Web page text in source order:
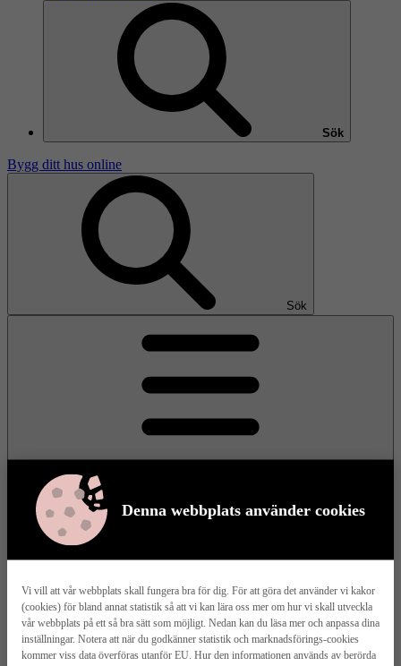
Denna webbplats använder cookies
Vi vill att vår webbplats skall fungera bra för dig. För att göra det använder vi kakor
(cookies) för bland annat statistik så att vi kan lära oss mer om hur vi skall utveckla
vår webbplats på ett så bra sätt som möjligt. Nedan kan du läsa mer och anpassa dina
inställningar. Notera att när du godkänner statistik och marknadsförings-cookies
kommer viss data överföras utanför EU. Hur den informationen används av berörda
Sök
Bygg ditt hus online
Sök
Meny
Våra husmodeller